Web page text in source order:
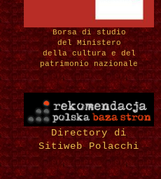
Borsa di studio
del Ministero
della cultura e del
patrimonio nazionale
Directory di
Sitiweb Polacchi